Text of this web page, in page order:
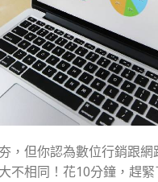
，但你認為數位行銷跟網
不相同！花10分鐘，趕